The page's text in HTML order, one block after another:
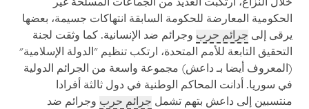
الحكومية المعارضة للحكومة السابقة انتهاكات جسيمة، بعضها
يرقى إلى جرائم حرب وجرائم ضد الإنسانية. كما وثقت لجنة
التحقيق التابعة للأمم المتحدة، ارتكب تنظيم "الدولة الإسلامية"
(المعروف أيضا بـ داعش) مجموعة واسعة من الجرائم الدولية
في سوريا. أدانت المحاكم الوطنية في دول ثالثة أفرادا
منتسبين إلى داعش بتهم تشمل جرائم حرب وجرائم ضد